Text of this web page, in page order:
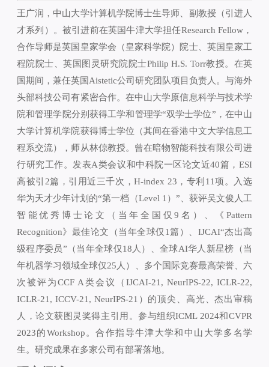
王广润，中山大学计算机学院博士生导师、副教授（引进人
才系列）。被引进前在英国牛津大学担任Research Fellow，
合作导师是英国皇家学会（皇家科学院）院士、英国皇家工
程院院士、英国图灵研究院院士Philip H.S. Torr教授。在英
国期间，兼任英国Aistetic公司研究团队项目负责人。与海外
头部科技公司有紧密合作。在中山大学原信息科学与技术学
院和管理学院分别获得工学和管理学“双学士学位”，在中山
大学计算机学院获得博士学位（其间在香港中文大学信息工
程系交流），师从林倞教授。曾在暗物智能科技有限公司进
行研究工作。发表A类会议和中科院一区论文近40篇，ESI
高被引2篇，引用近三千次，H-index 23，专利11项。入选
华为天才少年计划的“第一档（Level 1）”、获评吴文俊人工
智能优秀博士论文（当年全国仅9名）、《Pattern
Recognition》最佳论文（当年全球仅1篇）、IJCAI“杰出高
级程序委员”（当年全球仅18人）、全球AI华人新星榜（当
年机器学习领域全球仅25人）、多个国际竞赛最高荣誉、六
次被评为CCF A类会议（IJCAI-21, NeurIPS-22, ICLR-22,
ICLR-21, ICCV-21, NeurIPS-21）的顶尖、高光、杰出审稿
人，论文获图灵奖得主引用。参与组织ICML 2024和CVPR
2023的Workshop。合作指导牛津大学和中山大学多名学
生。研究成果在多家公司有部署落地。